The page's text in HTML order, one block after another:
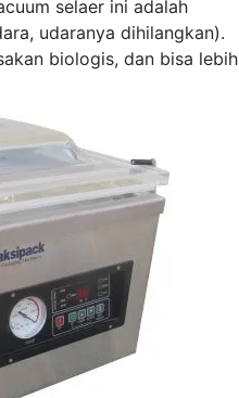
selaer ini adalah
udaranya dihilangkan).
biologis, dan bisa lebih